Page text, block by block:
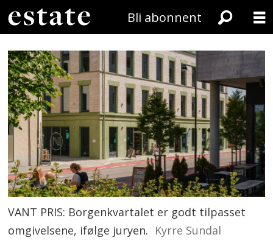
Bli abonnent
VANT PRIS: Borgenkvartalet er godt tilpasset
omgivelsene, ifølge juryen. Kyrre Sundal